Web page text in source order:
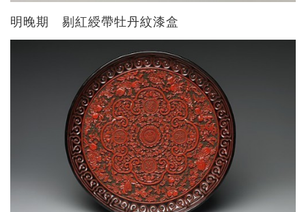
明晚期 剔紅綬帶牡丹紋漆盒